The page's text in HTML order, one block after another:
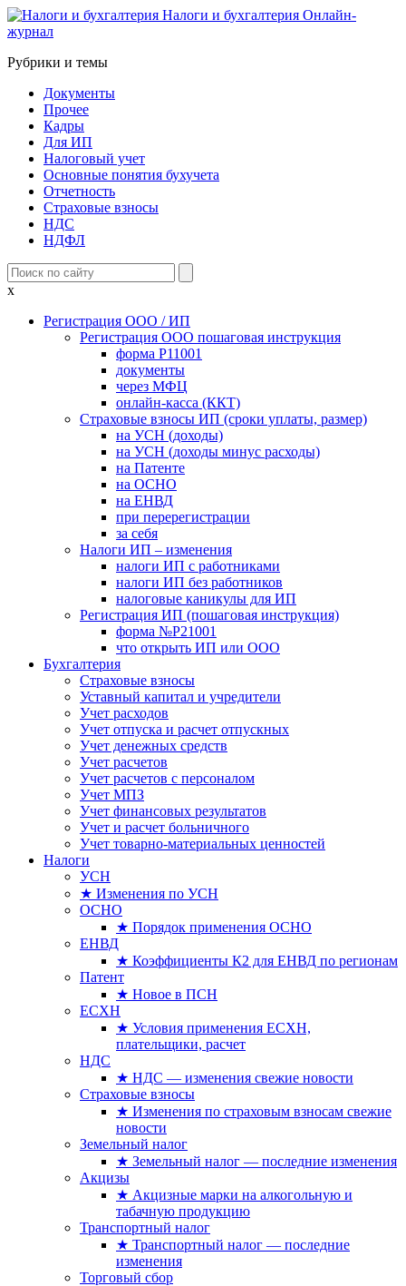
Налоги и бухгалтерия Онлайн-
журнал
Рубрики и темы
Документы
Прочее
Кадры
Для ИП
Налоговый учет
Основные понятия бухучета
Отчетность
Страховые взносы
НДС
НДФЛ
x
Регистрация ООО / ИП
Регистрация ООО пошаговая инструкция
форма Р11001
документы
через МФЦ
онлайн-касса (ККТ)
Страховые взносы ИП (сроки уплаты, размер)
на УСН (доходы)
на УСН (доходы минус расходы)
на Патенте
на ОСНО
на ЕНВД
при перерегистрации
за себя
Налоги ИП – изменения
налоги ИП с работниками
налоги ИП без работников
налоговые каникулы для ИП
Регистрация ИП (пошаговая инструкция)
форма №Р21001
что открыть ИП или ООО
Бухгалтерия
Страховые взносы
Уставный капитал и учредители
Учет расходов
Учет отпуска и расчет отпускных
Учет денежных средств
Учет расчетов
Учет расчетов с персоналом
Учет МПЗ
Учет финансовых результатов
Учет и расчет больничного
Учет товарно-материальных ценностей
Налоги
УСН
★ Изменения по УСН
ОСНО
★ Порядок применения ОСНО
ЕНВД
★ Коэффициенты К2 для ЕНВД по регионам
Патент
★ Новое в ПСН
ЕСХН
★ Условия применения ЕСХН,
плательщики, расчет
НДС
★ НДС — изменения свежие новости
Страховые взносы
★ Изменения по страховым взносам свежие
новости
Земельный налог
★ Земельный налог — последние изменения
Акцизы
★ Акцизные марки на алкогольную и
табачную продукцию
Транспортный налог
★ Транспортный налог — последние
изменения
Торговый сбор